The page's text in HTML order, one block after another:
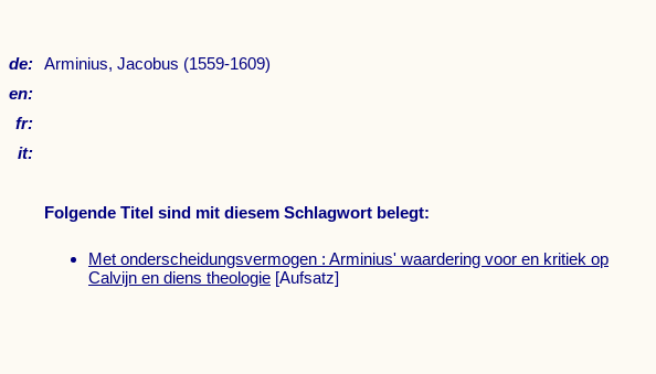
de: Arminius, Jacobus (1559-1609)
en:
fr:
it:
Folgende Titel sind mit diesem Schlagwort belegt:
Met onderscheidungsvermogen : Arminius' waardering voor en kritiek op
Calvijn en diens theologie [Aufsatz]